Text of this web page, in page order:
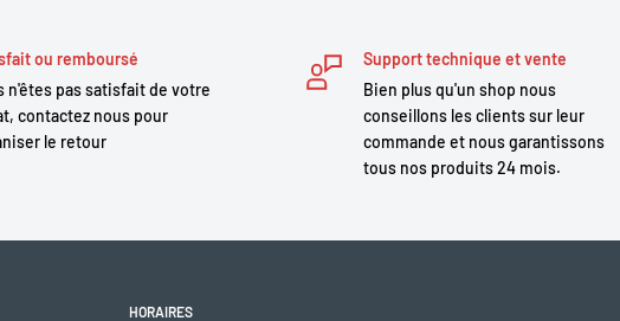
ou remboursé
n'êtes pas satisfait de votre
contactez nous pour
le retour
Support technique et vente
Bien plus qu'un shop nous
conseillons les clients sur leur
commande et nous garantissons
tous nos produits 24 mois.
HORAIRES